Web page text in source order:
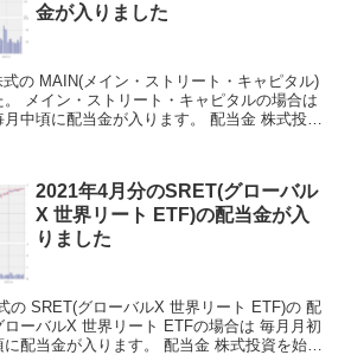
金が入りました
の MAIN(メイン・ストリート・キャピタル)
メイン・ストリート・キャピタルの場合は
中頃に配当金が入ります。 配当金 株式投資
2021年4月分のSRET(グローバル
X 世界リート ETF)の配当金が入
りました
の SRET(グローバルX 世界リート ETF)の 配
ーバルX 世界リート ETFの場合は 毎月月初
配当金が入ります。 配当金 株式投資を始め